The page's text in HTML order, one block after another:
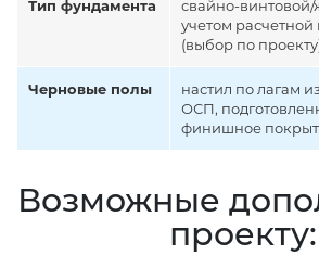
Тип фундамента
свайно-
учетом расчетной
(выбор по
Черновые полы
настил по лагам
ОСП,
финишное
Возможные
проекту: